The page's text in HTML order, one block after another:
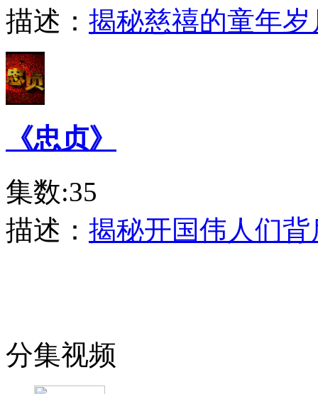
描述： 揭秘慈禧的童年岁
《忠贞》
集数:35
描述： 揭秘开国伟人们
分集视频